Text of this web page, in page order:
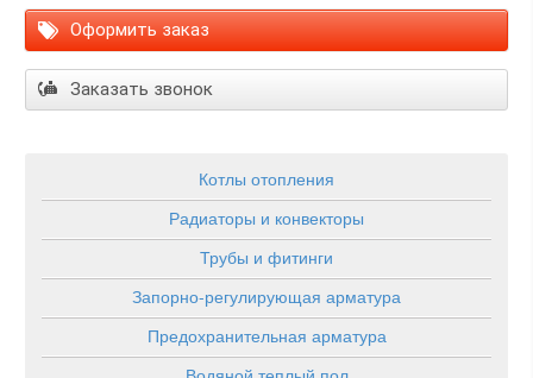
Оформить заказ
Заказать звонок
Котлы отопления
Радиаторы и конвекторы
Трубы и фитинги
Запорно-регулирующая арматура
Предохранительная арматура